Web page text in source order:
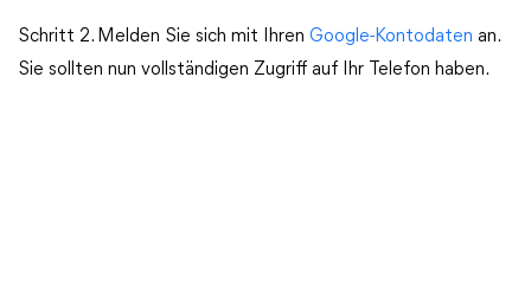
Schritt 2. Melden Sie sich mit Ihren Google-Kontodaten an.
Sie sollten nun vollständigen Zugriff auf Ihr Telefon haben.